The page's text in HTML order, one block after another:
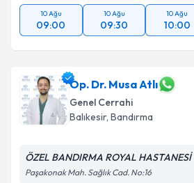
kapsamda işlenmesini kabul
10 Ağu
09:00
10 Ağu
09:30
10 Ağu
10:00
Op. Dr. Musa Atlı
Genel Cerrahi
Balıkesir, Bandırma
ÖZEL BANDIRMA ROYAL HASTANESİ
Paşakonak Mah. Sağlık Cad. No:16